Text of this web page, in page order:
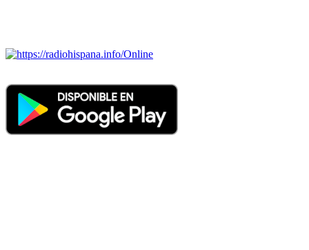
Online